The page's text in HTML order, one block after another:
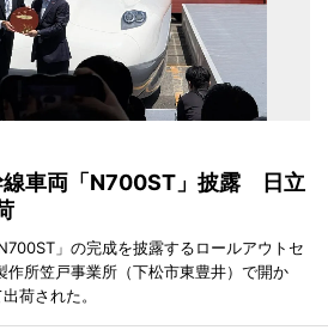
線車両「N700ST」披露 日立
」の完成を披露するロールアウトセ
作所笠戸事業所（下松市東豊井）で開か
荷された。